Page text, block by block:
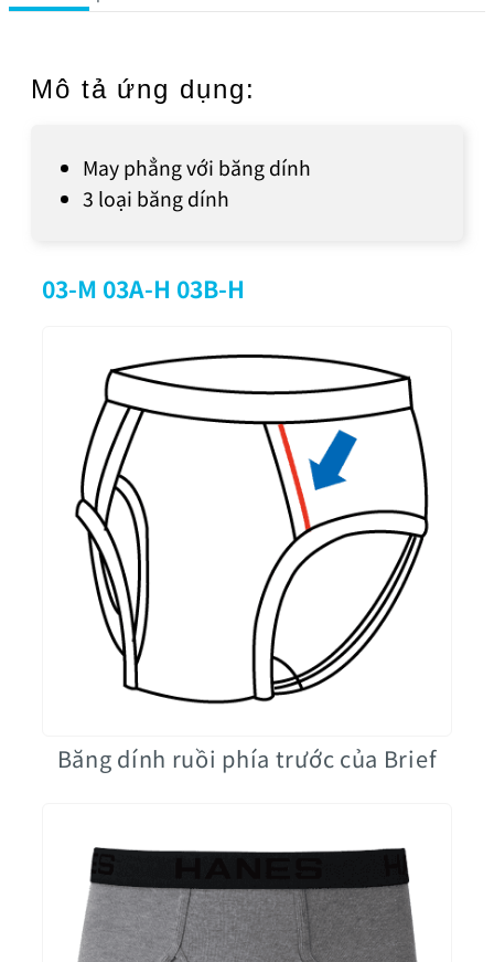
Mô tả ứng dụng:
May phẳng với băng dính
3 loại băng dính
03-M 03A-H 03B-H
Băng dính ruồi phía trước của Brief